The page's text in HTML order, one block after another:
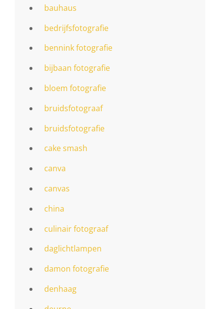
bauhaus
bedrijfsfotografie
bennink fotografie
bijbaan fotografie
bloem fotografie
bruidsfotograaf
bruidsfotografie
cake smash
canva
canvas
china
culinair fotograaf
daglichtlampen
damon fotografie
denhaag